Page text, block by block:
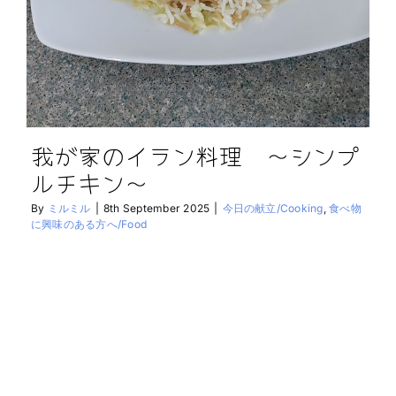
我が家のイラン料理 〜シンプ
ルチキン〜
By ミルミル 8th September 2025 今日の献立/Cooking,食べ物
に興味のある方へ/Food